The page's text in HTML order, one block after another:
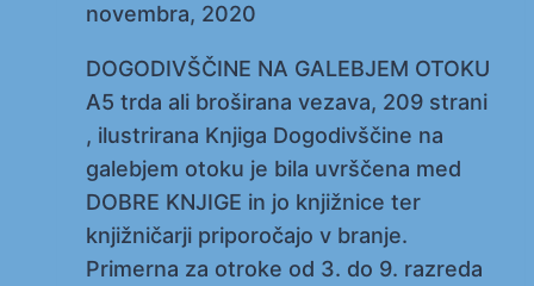
novembra, 2020
DOGODIVŠČINE NA GALEBJEM OTOKU
A5 trda ali broširana vezava, 209 strani
, ilustrirana Knjiga Dogodivščine na
galebjem otoku je bila uvrščena med
DOBRE KNJIGE in jo knjižnice ter
knjižničarji priporočajo v branje.
Primerna za otroke od 3. do 9. razreda